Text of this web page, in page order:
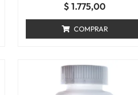
$ 1.775,00
COMPRAR